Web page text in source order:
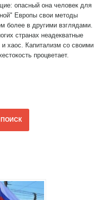
опасный она человек для
Европы свои методы
более в другими взглядами.
странах неадекватные
хаос. Капитализм со своими
процветает.
ПОИСК